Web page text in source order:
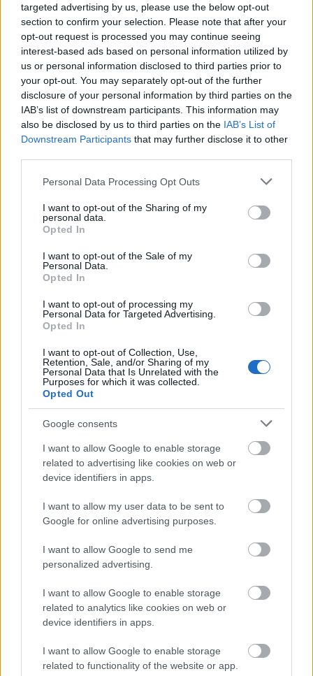
targeted advertising by us, please use the below opt-out
section to confirm your selection. Please note that after your
opt-out request is processed you may continue seeing
interest-based ads based on personal information utilized by
us or personal information disclosed to third parties prior to
your opt-out. You may separately opt-out of the further
disclosure of your personal information by third parties on the
IAB’s list of downstream participants. This information may
also be disclosed by us to third parties on the IAB’s List of
Downstream Participants that may further disclose it to other
Please note that this website/app uses one or more Google
not limited to your visit or usage behaviour. You may click to
grant or deny consent to Google and its third-party tags to
use your data for below specified purposes in below Google
consent section.
Personal Data Processing Opt Outs
I want to opt-out of the Sharing of my
personal data.
Opted In
I want to opt-out of the Sale of my
Personal Data.
Opted In
I want to opt-out of processing my
Personal Data for Targeted Advertising.
Opted In
I want to opt-out of Collection, Use,
Retention, Sale, and/or Sharing of my
Personal Data that Is Unrelated with the
Purposes for which it was collected.
Opted Out
Google consents
I want to allow Google to enable storage
related to advertising like cookies on web or
device identifiers in apps.
I want to allow my user data to be sent to
Google for online advertising purposes.
I want to allow Google to send me
personalized advertising.
I want to allow Google to enable storage
related to analytics like cookies on web or
device identifiers in apps.
I want to allow Google to enable storage
related to functionality of the website or app.
Kívül-belül lenyűgöző Budapest
Fentről.hu - retro légifotók, sok
2015. március 11.
A VBK Facebook oldalán indult egy kis víztorony-
felismerő játék. A lényege: ismerj fel minél több
víztornyot a 60-as években készült ...